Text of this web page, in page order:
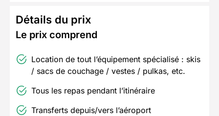
Détails du prix
Le prix comprend
Location de tout l’équipement spécialisé : skis
/ sacs de couchage / vestes / pulkas, etc.
Tous les repas pendant l’itinéraire
Transferts depuis/vers l’aéroport